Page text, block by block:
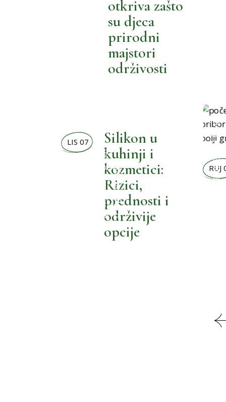
otkriva zašto
su djeca
prirodni
majstori
održivosti
BOLJI MALENI
,
BOLJI ŽIVOT
MOŽEMO BOLJE
LIS 07
Silikon u
kuhinji i
kozmetici:
Rizici,
prednosti i
održivije
opcije
BOLJI MALENI
BOLJI ŽIVOT
RUJ